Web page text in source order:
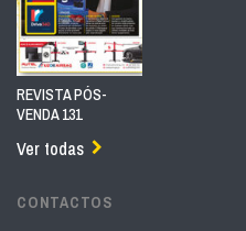
REVISTA PÓS-
VENDA 131
Ver todas
CONTACTOS